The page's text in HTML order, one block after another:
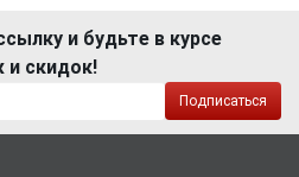
и будьте в курсе
и скидок!
Подписаться